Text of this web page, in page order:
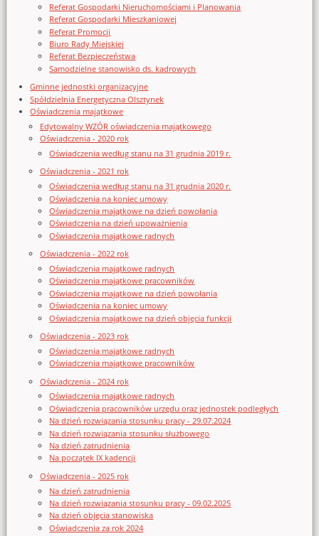
Referat Gospodarki Nieruchomościami i Planowania
Referat Gospodarki Mieszkaniowej
Referat Promocji
Biuro Rady Miejskiej
Referat Bezpieczeństwa
Samodzielne stanowisko ds. kadrowych
Gminne jednostki organizacyjne
Spółdzielnia Energetyczna Olsztynek
Oświadczenia majątkowe
Edytowalny WZÓR oświadczenia majątkowego
Oświadczenia - 2020 rok
Oświadczenia według stanu na 31 grudnia 2019 r.
Oświadczenia - 2021 rok
Oświadczenia według stanu na 31 grudnia 2020 r.
Oświadczenia na koniec umowy
Oświadczenia majątkowe na dzień powołania
Oświadczenia na dzień upoważnienia
Oświadczenia majątkowe radnych
Oświadczenia - 2022 rok
Oświadczenia majątkowe radnych
Oświadczenia majątkowe pracowników
Oświadczenia majątkowe na dzień powołania
Oświadczenia na koniec umowy
Oświadczenia majątkowe na dzień objęcia funkcji
Oświadczenia - 2023 rok
Oświadczenia majątkowe radnych
Oświadczenia majątkowe pracowników
Oświadczenia - 2024 rok
Oświadczenia majątkowe radnych
Oświadczenia pracowników urzędu oraz jednostek podległych
Na dzień rozwiązania stosunku pracy - 29.07.2024
Na dzień rozwiązania stosunku służbowego
Na dzień zatrudnienia
Na początek IX kadencji
Oświadczenia - 2025 rok
Na dzień zatrudnienia
Na dzień rozwiązania stosunku pracy - 09.02.2025
Na dzień objęcia stanowiska
Oświadczenia za rok 2024